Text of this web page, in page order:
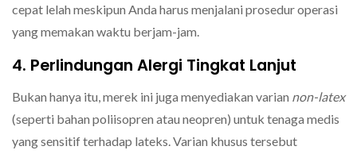
cepat lelah meskipun Anda harus menjalani prosedur operasi
yang memakan waktu berjam-jam.
4. Perlindungan Alergi Tingkat Lanjut
Bukan hanya itu, merek ini juga menyediakan varian non-latex
(seperti bahan poliisopren atau neopren) untuk tenaga medis
yang sensitif terhadap lateks. Varian khusus tersebut